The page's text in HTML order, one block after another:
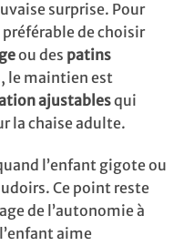
surprise. Pour
de choisir
ou des patins
le maintien est
ajustablesqui
la chaise adulte.
l’enfant gigote ou
Ce point reste
de l’autonomie à
aime